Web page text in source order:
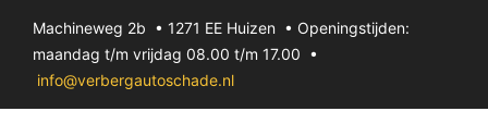
naar
inhoud
Machineweg 2b • 1271 EE Huizen • Openingstijden:
maandag t/m vrijdag 08.00 t/m 17.00 •
info@verbergautoschade.nl